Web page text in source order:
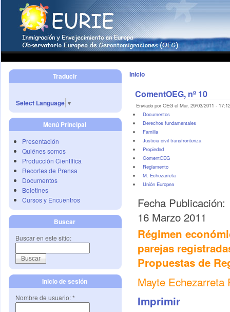
Traducir
Select Language ▼
Menú Principal
Presentación
Quiénes somos
Producción Científica
Recortes de Prensa
Documentos
Boletines
Cursos y Encuentros
Buscar
Buscar en este sitio:
Inicio de sesión
Nombre de usuario:*
Inicio
ComentOEG, nº 10
Enviado por OEG el Mar, 29/03/2011 -
Documentos
Derechos fundamentales
Familia
Justicia civil transfronteriza
Propiedad
ComentOEG
Reglamento
M. Echezarreta
Unión Europea
Fecha Publicación:
16 Marzo 2011
Régimen
parejas
Propuestas de
Mayte
Imprimir